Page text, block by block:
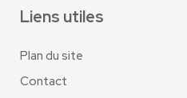
Liens utiles
Plan du site
Contact